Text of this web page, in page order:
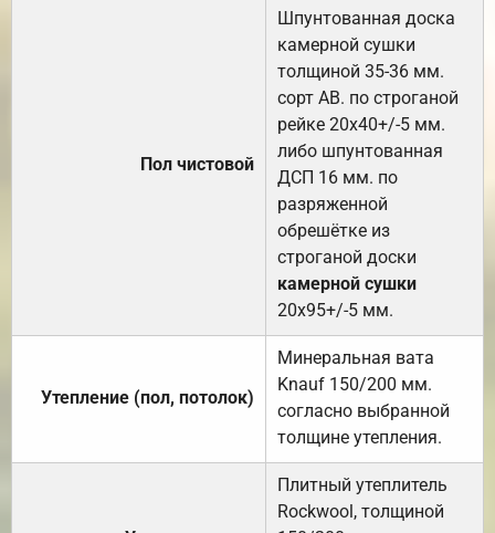
Пол чистовой
Шпунтованная доска
камерной сушки
толщиной 35-36 мм.
сорт АВ. по строганой
рейке 20х40+/-5 мм.
либо шпунтованная
ДСП 16 мм. по
разряженной
обрешётке из
строганой доски
камерной сушки
20х95+/-5 мм.
Утепление (пол, потолок)
Минеральная вата
Knauf 150/200 мм.
согласно выбранной
толщине утепления.
Плитный утеплитель
Rockwool, толщиной